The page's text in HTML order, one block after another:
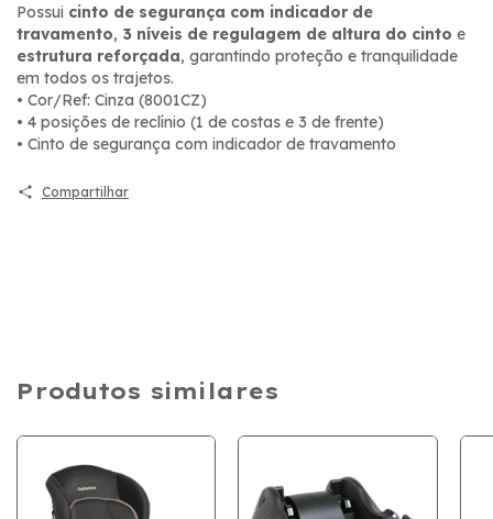
Possui cinto de segurança com indicador de
travamento, 3 níveis de regulagem de altura do cinto e
estrutura reforçada, garantindo proteção e tranquilidade
em todos os trajetos.
• Cor/Ref: Cinza (8001CZ)
• 4 posições de reclínio (1 de costas e 3 de frente)
• Cinto de segurança com indicador de travamento
Compartilhar
Produtos similares